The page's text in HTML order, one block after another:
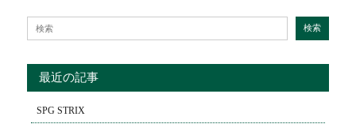
Search for:
検索
最近の記事
SPG STRIX